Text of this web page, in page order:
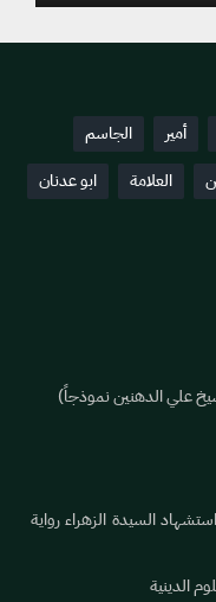
أمير
الجاسم
العلامة
ابو عدنان
علي الدهنين نموذجاً)
السيدة الزهراء رواية
الدينية